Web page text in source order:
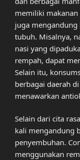
memiliki makanan
juga
tubuh. Misalnya,
nasi yang
rempah, dapat
Selain itu,
berbagai daerah
menawarkan
Selain dari cita
kali mengandung
penyembuhan.
menggunakan